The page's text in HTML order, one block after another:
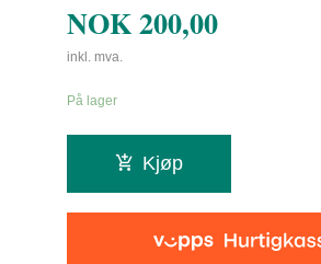
NOK200,00
inkl. mva.
På lager
Kjøp